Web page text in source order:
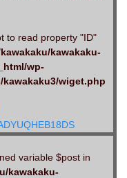
to read property "ID"
kawakaku-
wp-
wiget.php
variable $post in
kawakaku-